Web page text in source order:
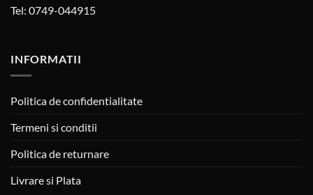
Tel: 0749-044915
INFORMATII
Politica de confidentialitate
Termeni si conditii
Politica de returnare
Livrare si Plata